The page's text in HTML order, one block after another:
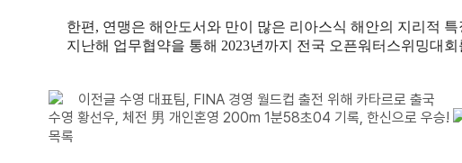
한편 , 연맹은 해안도서와 만이 많은 리아스식 해안의 지리적
지난해 업무협약을 통해 2023년까지 전국 오픈워터스위밍대
이전글 수영 대표팀, FINA 경영 월드컵 출전 위해 카타르로 출국
수영 황선우, 체전 男 개인혼영 200m 1분58초04 기록, 한신으로 우승!
목록